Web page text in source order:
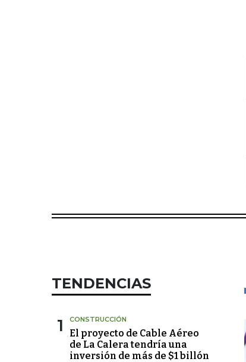
TENDENCIAS
1 CONSTRUCCIÓN
El proyecto de Cable Aéreo
de La Calera tendría una
inversión de más de $1 billón